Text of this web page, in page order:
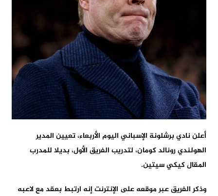
أعلن نادي برشلونة الإسباني اليوم الأربعاء، تعيين المدير
الهولندي رونالد كومان، لتدريب الفريق الأول، بديلا للمدرب
المقال كيكي سيتين.
وذكر الفريق عبر موقعه على الإنترنت إنه ارتبط بعقد مع لاعبه